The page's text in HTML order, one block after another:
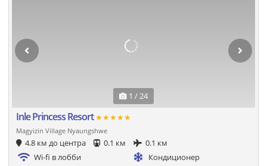
1 / 24
Inle Princess Resort★★★★★
Magyizin Village Nyaungshwe
4.8 км до центра 0.1 км
0.1 км
Wi-fi в лобби
Кондиционер